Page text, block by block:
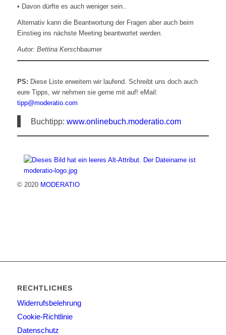
• Davon dürfte es auch weniger sein..
Alternativ kann die Beantwortung der Fragen aber auch beim
Einstieg ins nächste Meeting beantwortet werden.
Autor: Bettina Kerschbaumer
PS: Diese Liste erweitern wir laufend. Schreibt uns doch auch
eure Tipps, wir nehmen sie gerne mit auf! eMail:
tipp@moderatio.com
Buchtipp: www.onlinebuch.moderatio.com
© 2020 MODERATIO
RECHTLICHES
Widerrufsbelehrung
Cookie-Richtlinie
Datenschutz